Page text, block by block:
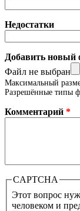
Недостатки
Добавить новый
Файл не выбран
Максимальный
Разрешённые типы
Комментарий *
CAPTCHA
Этот вопрос
человеком и